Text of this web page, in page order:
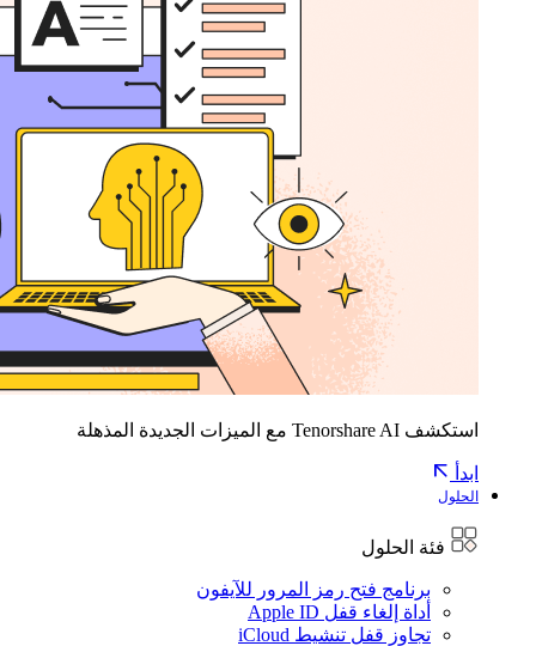
استكشف Tenorshare AI مع الميزات الجديدة المذهلة
ابدأ
الحلول
فئة الحلول
برنامج فتح رمز المرور للآيفون
أداة إلغاء قفل Apple ID
تجاوز قفل تنشيط iCloud